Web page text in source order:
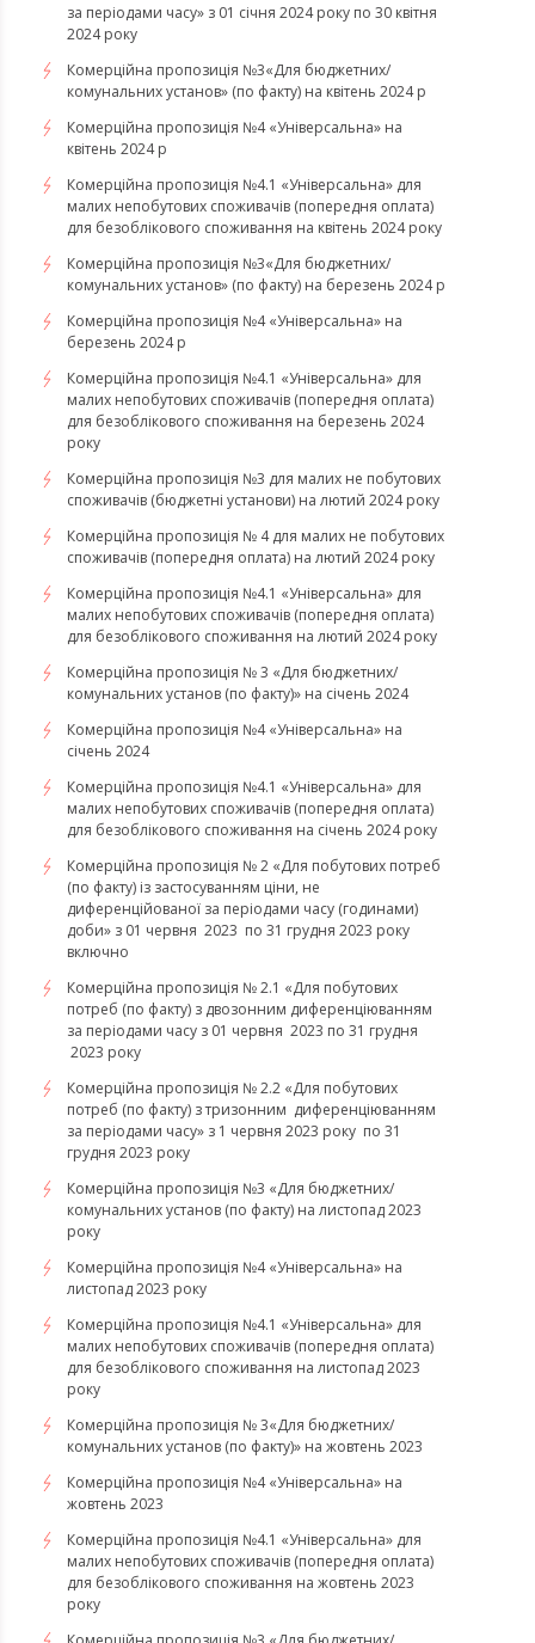
за періодами часу» з 01 січня 2024 року по 30 квітня
2024 року
Комерційна пропозиція №3«Для бюджетних/
комунальних установ» (по факту) на квітень 2024 р
Комерційна пропозиція №4 «Універсальна» на
квітень 2024 р
Комерційна пропозиція №4.1 «Універсальна» для
малих непобутових споживачів (попередня оплата)
для безоблікового споживання на квітень 2024 року
Комерційна пропозиція №3«Для бюджетних/
комунальних установ» (по факту) на березень 2024 р
Комерційна пропозиція №4 «Універсальна» на
березень 2024 р
Комерційна пропозиція №4.1 «Універсальна» для
малих непобутових споживачів (попередня оплата)
для безоблікового споживання на березень 2024
року
Комерційна пропозиція №3 для малих не побутових
споживачів (бюджетні установи) на лютий 2024 року
Комерційна пропозиція № 4 для малих не побутових
споживачів (попередня оплата) на лютий 2024 року
Комерційна пропозиція №4.1 «Універсальна» для
малих непобутових споживачів (попередня оплата)
для безоблікового споживання на лютий 2024 року
Комерційна пропозиція № 3 «Для бюджетних/
комунальних установ (по факту)» на січень 2024
Комерційна пропозиція №4 «Універсальна» на
січень 2024
Комерційна пропозиція №4.1 «Універсальна» для
малих непобутових споживачів (попередня оплата)
для безоблікового споживання на січень 2024 року
Комерційна пропозиція № 2 «Для побутових потреб
(по факту) із застосуванням ціни, не
диференційованої за періодами часу (годинами)
доби» з 01 червня 2023 по 31 грудня 2023 року
включно
Комерційна пропозиція № 2.1 «Для побутових
потреб (по факту) з двозонним диференціюванням
за періодами часу з 01 червня 2023 по 31 грудня
2023 року
Комерційна пропозиція № 2.2 «Для побутових
потреб (по факту) з тризонним диференціюванням
за періодами часу» з 1 червня 2023 року по 31
грудня 2023 року
Комерційна пропозиція №3 «Для бюджетних/
комунальних установ (по факту) на листопад 2023
року
Комерційна пропозиція №4 «Універсальна» на
листопад 2023 року
Комерційна пропозиція №4.1 «Універсальна» для
малих непобутових споживачів (попередня оплата)
для безоблікового споживання на листопад 2023
року
Комерційна пропозиція № 3«Для бюджетних/
комунальних установ (по факту)» на жовтень 2023
Комерційна пропозиція №4 «Універсальна» на
жовтень 2023
Комерційна пропозиція №4.1 «Універсальна» для
малих непобутових споживачів (попередня оплата)
для безоблікового споживання на жовтень 2023
року